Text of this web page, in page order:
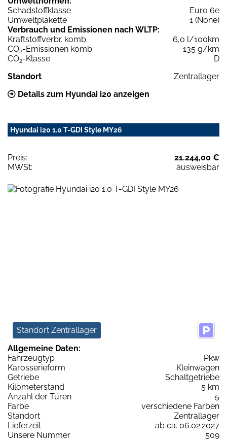
Schadstoffklasse
Euro 6e
Umweltplakette
1 (None)
Verbrauch und Emissionen nach WLTP:
Kraftstoffverbr. komb.
6,0 l/100km
CO2-Emissionen komb.
135 g/km
CO2-Klasse
D
Standort
Zentrallager
Details zum Hyundai i20 anzeigen
Hyundai i20 1.0 T-GDI Style MY26
Preis:
21.244,00 €
MWSt:
ausweisbar
Standort Zentrallager
Allgemeine Daten:
Fahrzeugtyp
Pkw
Karosserieform
Kleinwagen
Getriebe
Schaltgetriebe
Kilometerstand
5 km
Anzahl der Türen
5
Farbe
verschiedene Farben
Standort
Zentrallager
Lieferzeit
ab ca. 06.02.2027
Unsere Nummer
509